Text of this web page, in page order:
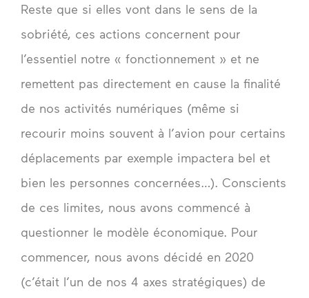
Reste que si elles vont dans le sens de la
sobriété, ces actions concernent pour
l’essentiel notre « fonctionnement » et ne
remettent pas directement en cause la finalité
de nos activités numériques (même si
recourir moins souvent à l’avion pour certains
déplacements par exemple impactera bel et
bien les personnes concernées…). Conscients
de ces limites, nous avons commencé à
questionner le modèle économique. Pour
commencer, nous avons décidé en 2020
(c’était l’un de nos 4 axes stratégiques) de